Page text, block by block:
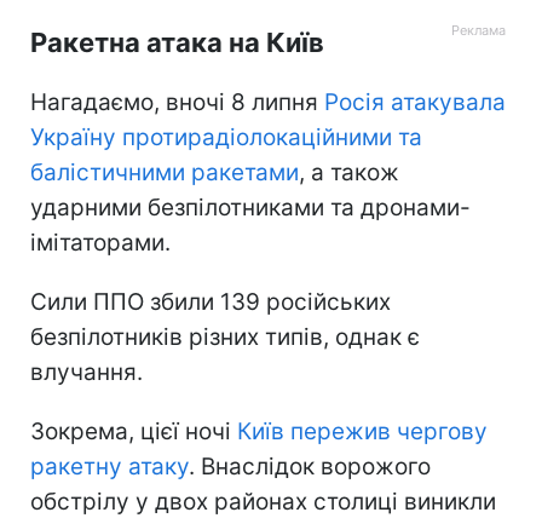
Ракетна атака на Київ
Нагадаємо, вночі 8 липня Росія атакувала
Україну протирадіолокаційними та
балістичними ракетами, а також
ударними безпілотниками та дронами-
імітаторами.
Сили ППО збили 139 російських
безпілотників різних типів, однак є
влучання.
Зокрема, цієї ночі Київ пережив чергову
ракетну атаку. Внаслідок ворожого
обстрілу у двох районах столиці виникли